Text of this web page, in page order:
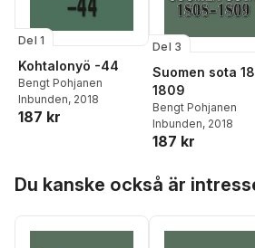
Del 1
Kohtalonyö -44
Bengt Pohjanen
Inbunden, 2018
187 kr
Del 3
Suomen sota
1809
Bengt Pohjanen
Inbunden, 2018
187 kr
Du kanske också är